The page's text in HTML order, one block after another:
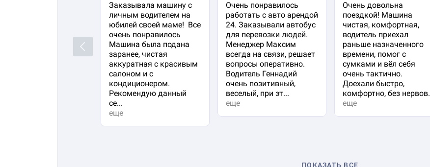
Previous
Заказывала машину с
личным водителем на
юбилей своей маме! Все
очень понравилось
Машина была подана
заранее, чистая
аккуратная с красивым
салоном и с
кондиционером.
Рекомендую данный
се...
еще
Очень понравилось
работать с авто арендой
24. Заказывали автобус
для перевозки людей.
Менеджер Максим
всегда на связи, решает
вопросы оперативно.
Водитель Геннадий
очень позитивный,
веселый, при эт...
еще
Очень довольна
поездкой! Машина
чистая, комфортная,
водитель приехал
раньше назначенного
времени, помог с
сумками и вёл себя
очень тактично.
Доехали быстро,
комфортно, без нервов.
еще
ПОКАЗАТЬ ВСЕ